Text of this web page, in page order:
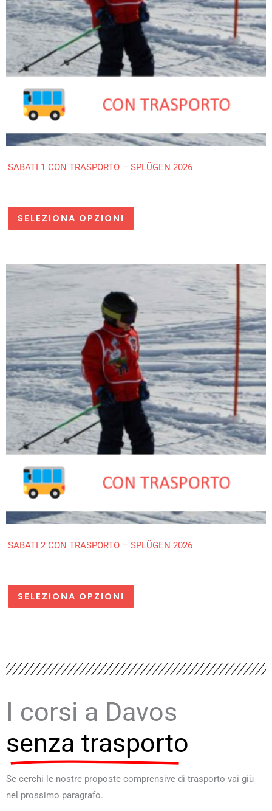
SABATI 1 CON TRASPORTO – SPLÜGEN 2026
SELEZIONA OPZIONI
SABATI 2 CON TRASPORTO – SPLÜGEN 2026
SELEZIONA OPZIONI
I corsi a Davos
senza trasporto
Se cerchi le nostre proposte comprensive di trasporto vai giù
nel prossimo paragrafo.